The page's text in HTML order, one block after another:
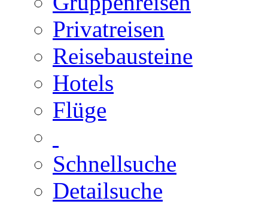
Privatreisen
Reisebausteine
Hotels
Flüge
Schnellsuche
Detailsuche